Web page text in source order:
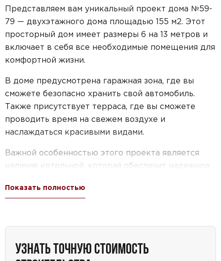
Представляем вам уникальный проект дома №59-
79 — двухэтажного дома площадью 155 м2. Этот
просторный дом имеет размеры 6 на 13 метров и
включает в себя все необходимые помещения для
комфортной жизни.
В доме предусмотрена гаражная зона, где вы
сможете безопасно хранить свой автомобиль.
Также присутствует терраса, где вы сможете
проводить время на свежем воздухе и
наслаждаться красивыми видами.
Важной особенностью этого проекта является
наличие котельной, которая обеспечит надежное
местом, где вы сможете собираться всей семьей и
Дополнительным преимуществом этого дома
Здесь вы сможете насладиться прекрасными
Показать полностью
УЗНАТЬ ТОЧНУЮ СТОИМОСТЬ